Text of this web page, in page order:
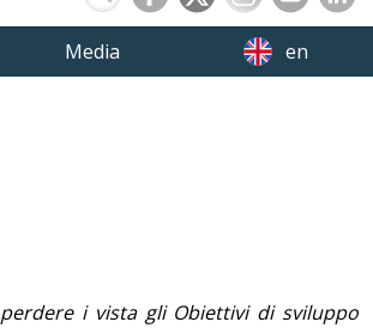
Media en
i vista gli Obiettivi di sviluppo